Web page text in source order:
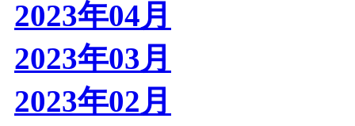
2023年04月
2023年03月
2023年02月